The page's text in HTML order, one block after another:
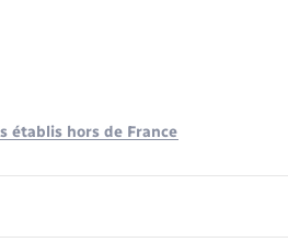
établis hors de France